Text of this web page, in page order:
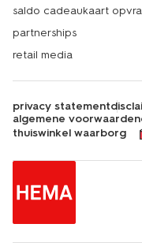
saldo cadeaukaart
partnerships
retail media
privacy statement
algemene voorwaarden
thuiswinkel waarborg